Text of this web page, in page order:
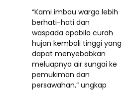
“Kami imbau warga lebih
berhati-hati dan
waspada apabila curah
hujan kembali tinggi yang
dapat menyebabkan
meluapnya air sungai ke
pemukiman dan
persawahan,“ ungkap